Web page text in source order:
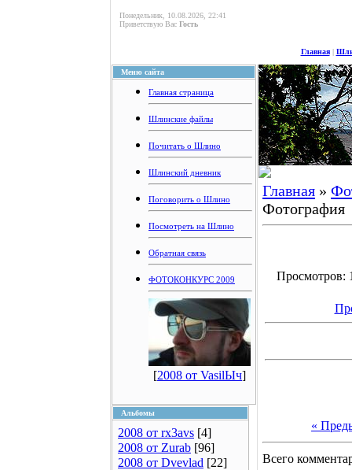
Понедельник, 10.08.2026, 22:41
Приветствую Вас Гость
Главная|
Меню сайта
Главная страница
Шлинские файлы
Почитать о Шлино
Шлинский дневник
Поговорить о Шлино
Посмотреть на Шлино
Обратная связь
ФОТОКОНКУРС 2009
[2008 от VasilЫч]
Альбомы
2008 от rx3avs [4]
2008 от Zurab [96]
2008 от Dvevlad [22]
Главная »
Фотография
Просмотров:
«
Всего